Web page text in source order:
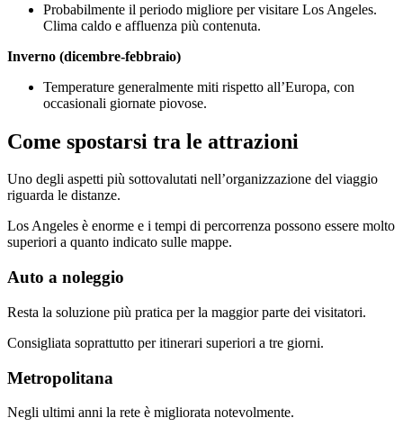
Probabilmente il periodo migliore per visitare Los Angeles.
Clima caldo e affluenza più contenuta.
Inverno (dicembre-febbraio)
Temperature generalmente miti rispetto all’Europa, con
occasionali giornate piovose.
Come spostarsi tra le attrazioni
Uno degli aspetti più sottovalutati nell’organizzazione del viaggio
riguarda le distanze.
Los Angeles è enorme e i tempi di percorrenza possono essere molto
superiori a quanto indicato sulle mappe.
Auto a noleggio
Resta la soluzione più pratica per la maggior parte dei visitatori.
Consigliata soprattutto per itinerari superiori a tre giorni.
Metropolitana
Negli ultimi anni la rete è migliorata notevolmente.